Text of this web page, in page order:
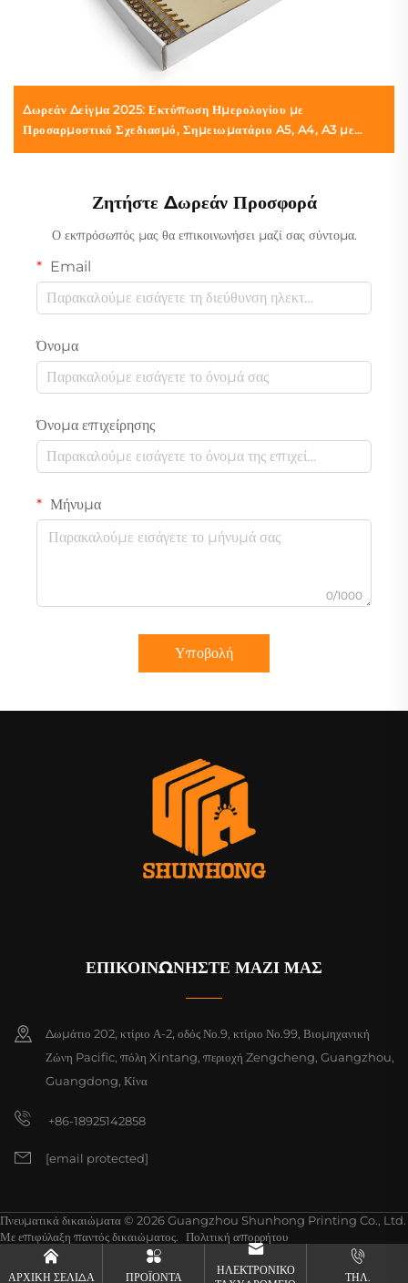
Δωρεάν Δείγμα 2025: Εκτύπωση Ημερολογίου με
Προσαρμοστικό Σχεδιασμό, Σημειωματάριο A5, A4, A3 με
Ζητήστε Δωρεάν Προσφορά
Ο εκπρόσωπός μας θα επικοινωνήσει μαζί σας σύντομα.
Email
Όνομα
Όνομα επιχείρησης
Μήνυμα
0/1000
Υποβολή
ΕΠΙΚΟΙΝΩΝΗΣΤΕ ΜΑΖΙ ΜΑΣ
Δωμάτιο 202, κτίριο Α-2, οδός Νο.9, κτίριο Νο.99, Βιομηχανική
Ζώνη Pacific, πόλη Xintang, περιοχή Zengcheng, Guangzhou,
Guangdong, Κίνα
+86-18925142858
[email protected]
Πνευματικά δικαιώματα © 2026 Guangzhou Shunhong Printing Co., Ltd.
Με επιφύλαξη παντός δικαιώματος. Πολιτική απορρήτου
ΑΡΧΙΚΗ ΣΕΛΙΔΑ ΠΡΟΪΌΝΤΑ
ΗΛΕΚΤΡΟΝΙΚΌ
ΤΗΛ.